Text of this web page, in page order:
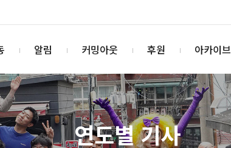
알림 커밍아웃 후원 아카이브
연도별 기사